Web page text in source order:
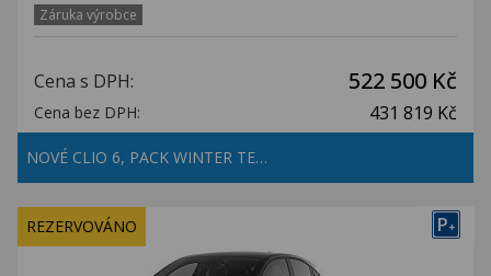
Záruka výrobce
Cena s DPH: 522 500 Kč
Cena bez DPH: 431 819 Kč
NOVÉ CLIO 6, PACK WINTER TE…
P+
REZERVOVÁNO